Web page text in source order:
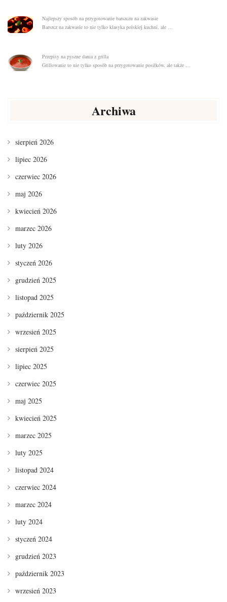
Najlepszy sposób na przygotowanie barszczu na zakwasie
Barszcz na zakwasie to nie tylko klasyka polskiej kuchni, ale …
Przepisy na pyszne dania z grilla
Grillowanie to nie tylko sposób na przygotowanie posiłków, ale także …
Archiwa
sierpień 2026
lipiec 2026
czerwiec 2026
maj 2026
kwiecień 2026
marzec 2026
luty 2026
styczeń 2026
grudzień 2025
listopad 2025
październik 2025
wrzesień 2025
sierpień 2025
lipiec 2025
czerwiec 2025
maj 2025
kwiecień 2025
marzec 2025
luty 2025
listopad 2024
czerwiec 2024
marzec 2024
luty 2024
styczeń 2024
grudzień 2023
październik 2023
wrzesień 2023